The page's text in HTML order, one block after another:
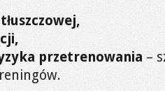
przetrenowania –